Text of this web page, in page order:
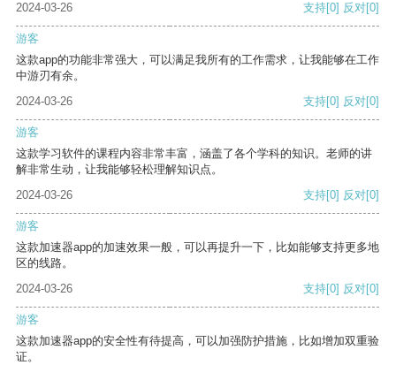
2024-03-26
支持[0] 反对[0]
游客
这款app的功能非常强大，可以满足我所有的工作需求，让我能够在工作
中游刃有余。
2024-03-26
支持[0] 反对[0]
游客
这款学习软件的课程内容非常丰富，涵盖了各个学科的知识。老师的讲
解非常生动，让我能够轻松理解知识点。
2024-03-26
支持[0] 反对[0]
游客
这款加速器app的加速效果一般，可以再提升一下，比如能够支持更多地
区的线路。
2024-03-26
支持[0] 反对[0]
游客
这款加速器app的安全性有待提高，可以加强防护措施，比如增加双重验
证。